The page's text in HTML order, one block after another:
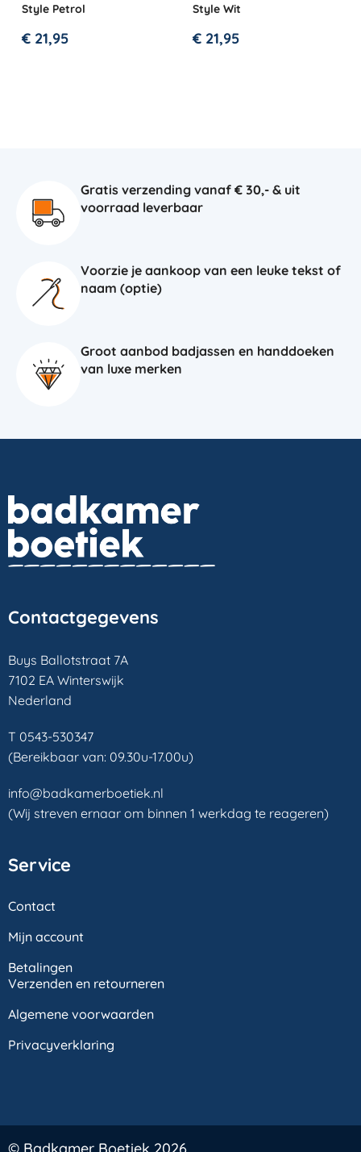
Style Petrol
€ 21,95
Style Wit
€ 21,95
Gratis verzending vanaf € 30,- & uit
voorraad leverbaar
Voorzie je aankoop van een leuke tekst of
naam (optie)
Groot aanbod badjassen en handdoeken
van luxe merken
Contactgegevens
Buys Ballotstraat 7A
7102 EA Winterswijk
Nederland
T 0543-530347
(Bereikbaar van: 09.30u-17.00u)
info@badkamerboetiek.nl
(Wij streven ernaar om binnen 1 werkdag te reageren)
Service
Contact
Mijn account
Betalingen
Verzenden en retourneren
Algemene voorwaarden
Privacyverklaring